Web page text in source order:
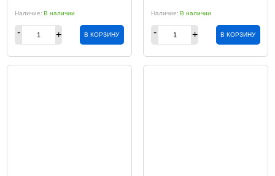
В наличии
В КОРЗИНУ
В наличии
В КОРЗИНУ